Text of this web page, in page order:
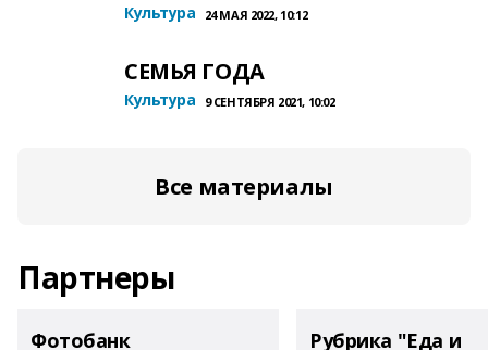
Культура 24 МАЯ 2022, 10:12
СЕМЬЯ ГОДА
Культура 9 СЕНТЯБРЯ 2021, 10:02
Все материалы
Партнеры
Фотобанк Рубрика "Еда и